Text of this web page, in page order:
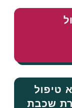
טיפול
שכבת